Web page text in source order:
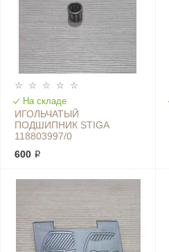
На складе
ИГОЛЬЧАТЫЙ
ПОДШИПНИК STIGA
118803997/0
600 ₽